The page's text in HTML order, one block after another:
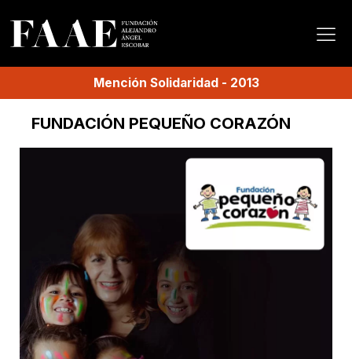
Mención Solidaridad- 2013
FUNDACIÓN PEQUEÑO CORAZÓN